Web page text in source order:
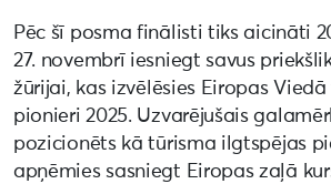
Pēc šī posma finālisti tiks aicināti
27. novembrī iesniegt savus
žūrijai, kas izvēlēsies Eiropas
pionieri 2025. Uzvarējušais
pozicionēts kā tūrisma ilgtspējas
apņēmies sasniegt Eiropas zaļā